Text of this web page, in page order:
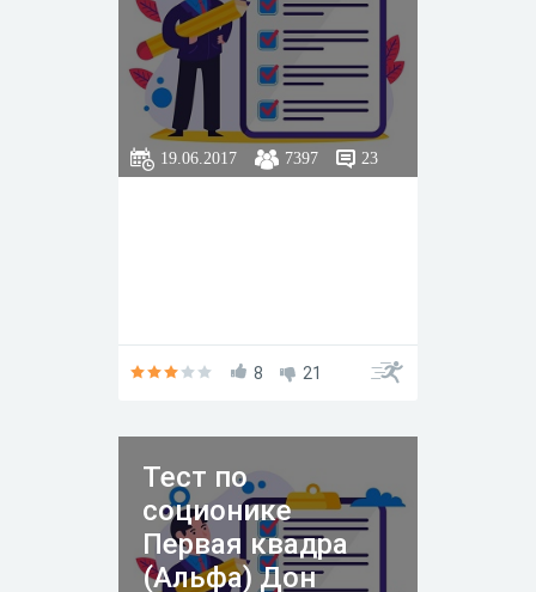
19.06.2017 7397 23
8 21
Тест по
соционике
Первая квадра
(Альфа) Дон